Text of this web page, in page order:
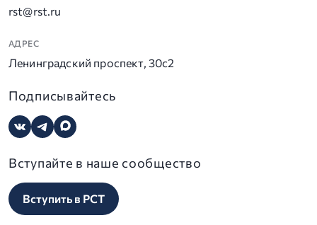
rst@rst.ru
АДРЕС
Ленинградский проспект, 30с2
Подписывайтесь
Вступайте в наше сообщество
Вступить в РСТ